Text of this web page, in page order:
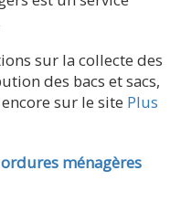
sur la collecte des
des bacs et sacs,
sur le site Plus
ménagères